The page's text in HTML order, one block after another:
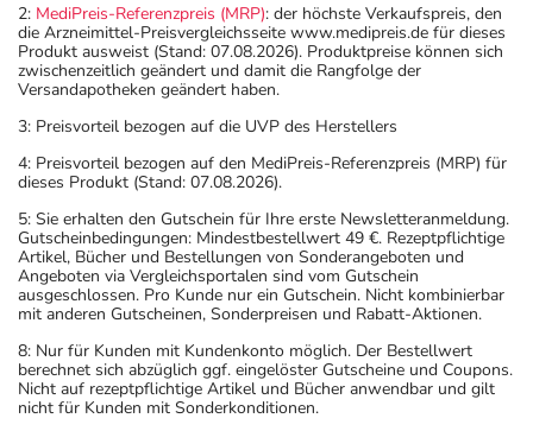
2: MediPreis-Referenzpreis (MRP): der höchste Verkaufspreis, den
die Arzneimittel-Preisvergleichsseite www.medipreis.de für dieses
Produkt ausweist (Stand: 07.08.2026). Produktpreise können sich
zwischenzeitlich geändert und damit die Rangfolge der
Versandapotheken geändert haben.
3: Preisvorteil bezogen auf die UVP des Herstellers
4: Preisvorteil bezogen auf den MediPreis-Referenzpreis (MRP) für
dieses Produkt (Stand: 07.08.2026).
5: Sie erhalten den Gutschein für Ihre erste Newsletteranmeldung.
Gutscheinbedingungen: Mindestbestellwert 49 €. Rezeptpflichtige
Artikel, Bücher und Bestellungen von Sonderangeboten und
Angeboten via Vergleichsportalen sind vom Gutschein
ausgeschlossen. Pro Kunde nur ein Gutschein. Nicht kombinierbar
mit anderen Gutscheinen, Sonderpreisen und Rabatt-Aktionen.
8: Nur für Kunden mit Kundenkonto möglich. Der Bestellwert
berechnet sich abzüglich ggf. eingelöster Gutscheine und Coupons.
Nicht auf rezeptpflichtige Artikel und Bücher anwendbar und gilt
nicht für Kunden mit Sonderkonditionen.